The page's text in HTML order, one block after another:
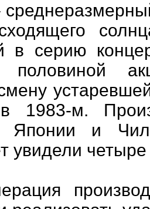
в серию
половиной
в 1983-м.
Японии и
увидели